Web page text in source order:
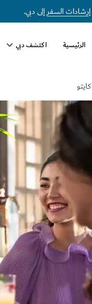
إرشادات السفرإلى دبي.
الرئيسية اكتشف دبي
كايتو